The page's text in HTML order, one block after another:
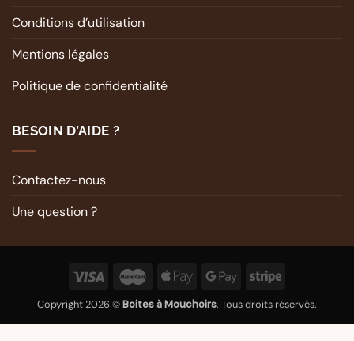
Conditions d’utilisation
Mentions légales
Politique de confidentialité
BESOIN D’AIDE ?
Contactez-nous
Une question ?
Copyright 2026 ©Boites à Mouchoirs. Tous droits réservés.